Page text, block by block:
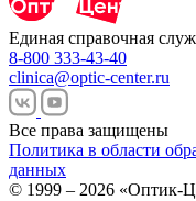
Единая справочная
8-800 333-43-40
clinica@optic-center.ru
Все права защищены
Политика в области
данных
© 1999 – 2026 «Оптик-